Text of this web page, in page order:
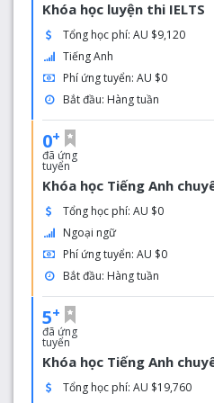
Khóa học luyện thi IELTS
Tổng học phí: AU $9,120
Tiếng Anh
Phí ứng tuyển: AU $0
Bắt đầu: Hàng tuần
0+
đã ứng
tuyển
Khóa học Tiếng Anh
Tổng học phí: AU $0
Ngoại ngữ
Phí ứng tuyển: AU $0
Bắt đầu: Hàng tuần
5+
đã ứng
tuyển
Khóa học Tiếng Anh
Tổng học phí: AU $19,760